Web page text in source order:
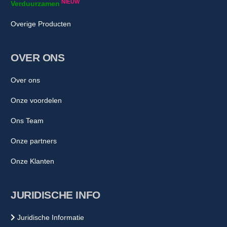
Verduurzamen NIEUW
Overige Producten
OVER ONS
Over ons
Onze voordelen
Ons Team
Onze partners
Onze Klanten
JURIDISCHE INFO
Juridische Informatie